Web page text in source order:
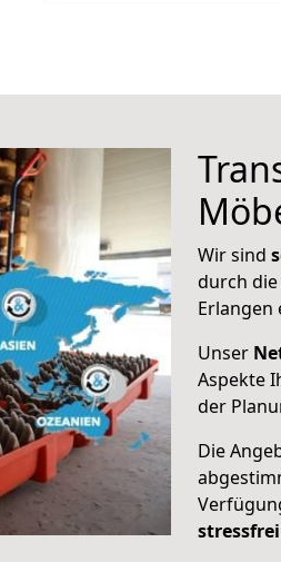
Wir sind
durch
Erlangen
Unser
Aspekte
der
Die